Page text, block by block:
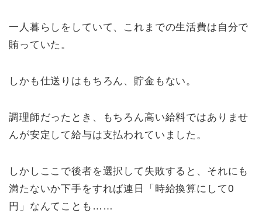
一人暮らしをしていて、これまでの生活費は自分で
賄っていた。
しかも仕送りはもちろん、貯金もない。
調理師だったとき、もちろん高い給料ではありませ
んが安定して給与は支払われていました。
しかしここで後者を選択して失敗すると、それにも
満たないか下手をすれば連日「時給換算にして0
円」なんてことも……